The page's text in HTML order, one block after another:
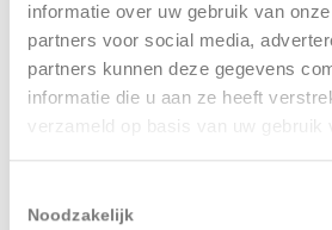
informatie over uw gebruik van
partners voor social media,
partners kunnen deze gegevens
informatie die u aan ze heeft
verzameld op basis van uw gebruik
Noodzakelijk